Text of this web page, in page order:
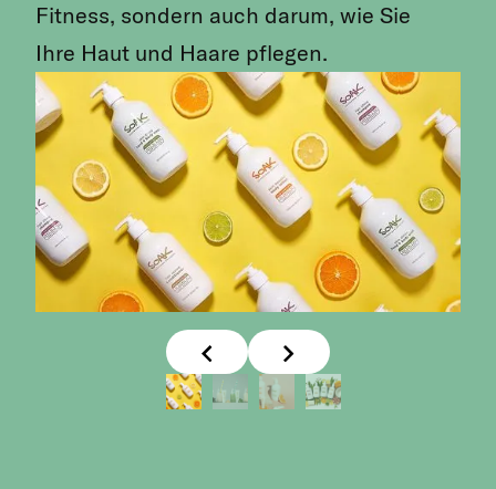
Fitness, sondern auch darum, wie Sie
Ihre Haut und Haare pflegen.